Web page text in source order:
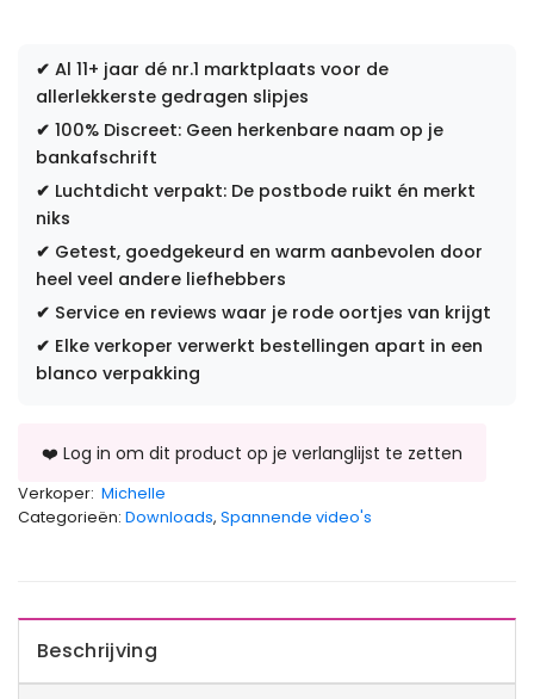
✔ Al 11+ jaar dé nr.1 marktplaats voor de
allerlekkerste gedragen slipjes
✔ 100% Discreet: Geen herkenbare naam op je
bankafschrift
✔ Luchtdicht verpakt: De postbode ruikt én merkt
niks
✔ Getest, goedgekeurd en warm aanbevolen door
heel veel andere liefhebbers
✔ Service en reviews waar je rode oortjes van krijgt
✔ Elke verkoper verwerkt bestellingen apart in een
blanco verpakking
Verkoper: Michelle
Categorieën: Downloads, Spannende video's
Beschrijving